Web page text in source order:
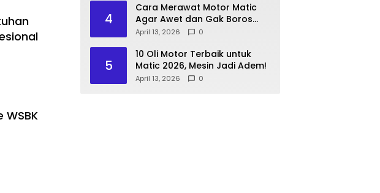
4
Cara Merawat Motor Matic
Agar Awet dan Gak Boros
Bensin
April 13, 2026 0
5
10 Oli Motor Terbaik untuk
Matic 2026, Mesin Jadi Adem!
April 13, 2026 0